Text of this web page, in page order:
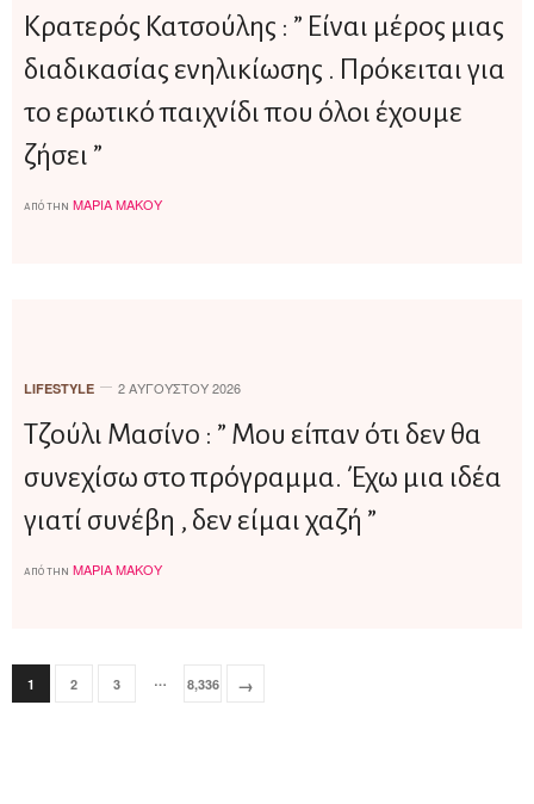
Κρατερός Κατσούλης : ” Είναι μέρος μιας
διαδικασίας ενηλικίωσης . Πρόκειται για
το ερωτικό παιχνίδι που όλοι έχουμε
ζήσει ”
από την ΜΑΡΊΑ ΜΆΚΟΥ
LIFESTYLE 2 ΑΥΓΟΎΣΤΟΥ 2026
Tζούλι Μασίνο : ” Μου είπαν ότι δεν θα
συνεχίσω στο πρόγραμμα. Έχω μια ιδέα
γιατί συνέβη , δεν είμαι χαζή ”
από την ΜΑΡΊΑ ΜΆΚΟΥ
1 2 3 … 8,336 →